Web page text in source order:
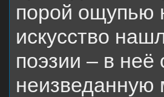
порой ощупью
искусство
поэзии – в неё
неизведанную